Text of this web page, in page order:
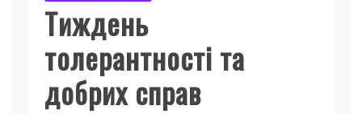
Тиждень
толерантності та
добрих справ